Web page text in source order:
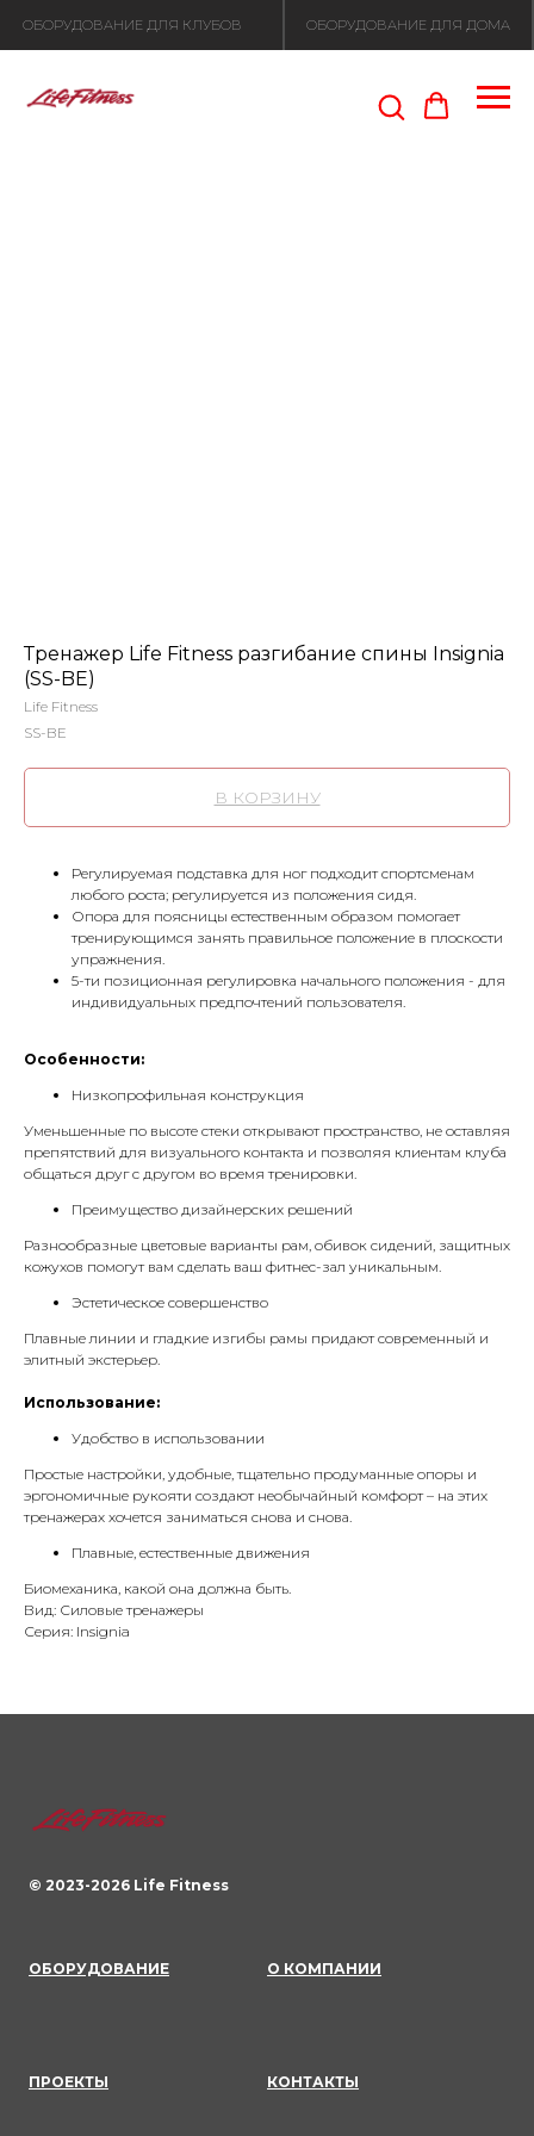
Тренажер Life Fitness разгибание спины Insignia
(SS-BE)
Life Fitness
SS-BE
В КОРЗИНУ
Регулируемая подставка для ног подходит спортсменам
любого роста; регулируется из положения сидя.
Опора для поясницы естественным образом помогает
тренирующимся занять правильное положение в плоскости
упражнения.
5-ти позиционная регулировка начального положения - для
индивидуальных предпочтений пользователя.
Особенности:
Низкопрофильная конструкция
Уменьшенные по высоте стеки открывают пространство, не оставляя
препятствий для визуального контакта и позволяя клиентам клуба
общаться друг с другом во время тренировки.
Преимущество дизайнерских решений
Разнообразные цветовые варианты рам, обивок сидений, защитных
кожухов помогут вам сделать ваш фитнес-зал уникальным.
Эстетическое совершенство
Плавные линии и гладкие изгибы рамы придают современный и
элитный экстерьер.
Использование:
Удобство в использовании
Простые настройки, удобные, тщательно продуманные опоры и
эргономичные рукояти создают необычайный комфорт – на этих
тренажерах хочется заниматься снова и снова.
Плавные, естественные движения
Биомеханика, какой она должна быть.
Вид: Силовые тренажеры
Серия: Insignia
© 2023-2026 Life Fitness
ОБОРУДОВАНИЕ О КОМПАНИИ
ПРОЕКТЫ КОНТАКТЫ